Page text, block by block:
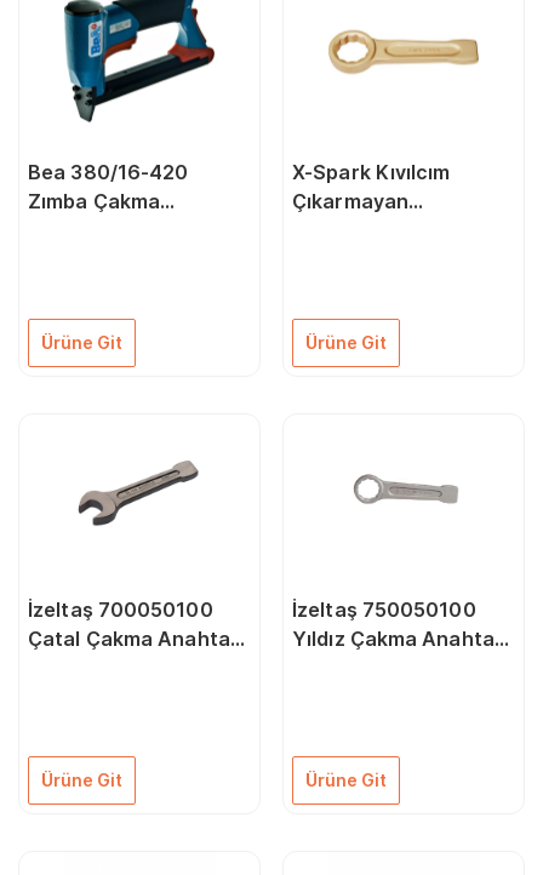
Bea 380/16-420
Zımba Çakma
Ürüne Git
X-Spark Kıvılcım
Çıkarmayan
mm
Ürüne Git
İzeltaş 700050100
Çatal Çakma Anahtar
Ürüne Git
İzeltaş 750050100
Yıldız Çakma Anahtar
Ürüne Git